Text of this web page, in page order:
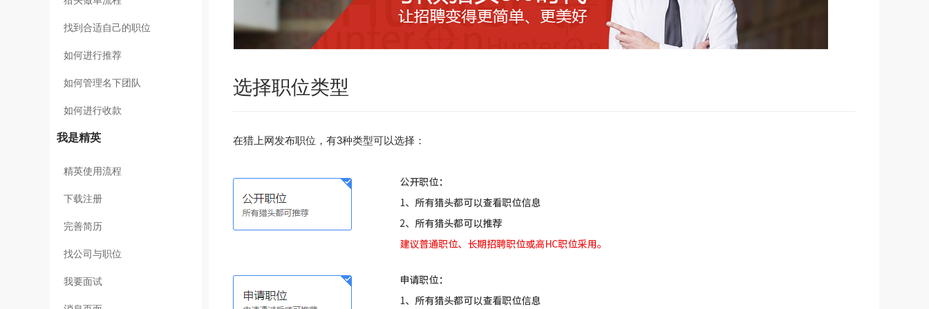
找到合适自己的职位
如何进行推荐
如何管理名下团队
如何进行收款
我是精英
精英使用流程
下载注册
完善简历
找公司与职位
我要面试
选择职位类型
在猎上网发布职位，有3种类型可以选择：